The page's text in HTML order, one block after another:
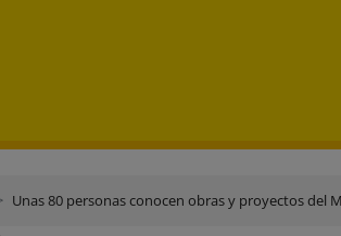
Unas 80 personas conocen obras y proyectos del Marco de